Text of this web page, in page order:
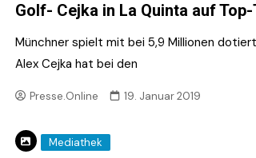
Golf- Cejka in La Quinta auf
Münchner spielt mit bei 5,9 Millionen
Alex Cejka hat bei den
Presse.Online 19. Januar 2019
Mediathek